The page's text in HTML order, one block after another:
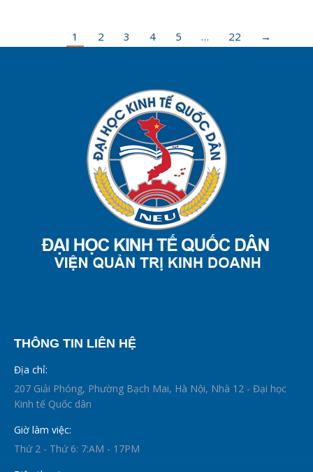
1 2 3 4 5 … 22 →
THÔNG TIN LIÊN HỆ
Địa chỉ:
207 Giải Phóng, Phường Bạch Mai, Hà Nội, Nhà 12 - Đại học
Kinh tế Quốc dân
Giờ làm việc:
Thứ 2 - Thứ 6: 7:AM - 17PM